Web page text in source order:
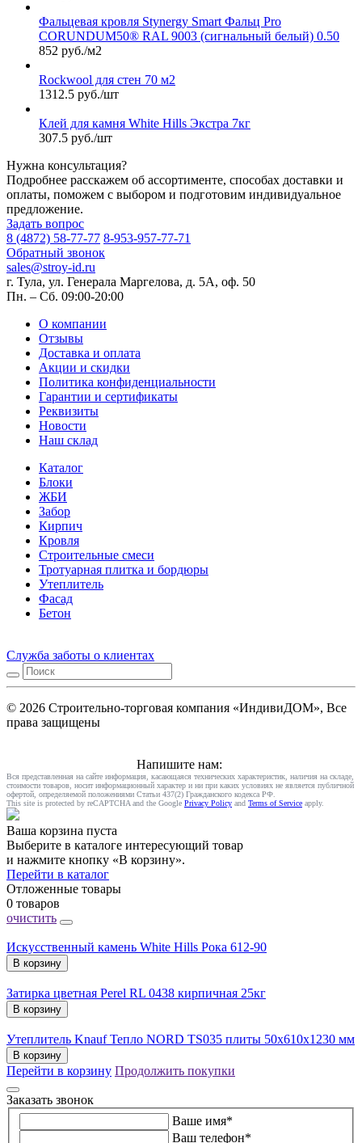
Фальцевая кровля Stynergy Smart Фальц Pro
CORUNDUM50® RAL 9003 (сигнальный белый) 0.50
852 руб./м2
Rockwool для стен 70 м2
1312.5 руб./шт
Клей для камня White Hills Экстра 7кг
307.5 руб./шт
Нужна консультация?
Подробнее расскажем об ассортименте, способах доставки и
оплаты, поможем с выбором и подготовим индивидуальное
предложение.
Задать вопрос
8 (4872) 58-77-77 8-953-957-77-71
Обратный звонок
sales@stroy-id.ru
г. Тула, ул. Генерала Маргелова, д. 5А, оф. 50
Пн. – Cб. 09:00-20:00
О компании
Отзывы
Доставка и оплата
Акции и скидки
Политика конфиденциальности
Гарантии и сертификаты
Реквизиты
Новости
Наш склад
Каталог
Блоки
ЖБИ
Забор
Кирпич
Кровля
Строительные смеси
Тротуарная плитка и бордюры
Утеплитель
Фасад
Бетон
Служба заботы о клиентах
© 2026 Строительно-торговая компания «ИндивиДОМ», Все
права защищены
Напишите нам:
Вся представленная на сайте информация, касающаяся технических характеристик, наличия на складе,
стоимости товаров, носит информационный характер и ни при каких условиях не является публичной
офертой, определяемой положениями Статьи 437(2) Гражданского кодекса РФ.
This site is protected by reCAPTCHA and the Google Privacy Policy and Terms of Service apply.
Ваша корзина пуста
Выберите в каталоге интересующий товар
и нажмите кнопку «В корзину».
Перейти в каталог
Отложенные товары
0 товаров
очистить
Искусственный камень White Hills Рока 612-90
В корзину
Затирка цветная Perel RL 0438 кирпичная 25кг
В корзину
Утеплитель Knauf Тепло NORD TS035 плиты 50х610х1230 мм
В корзину
Перейти в корзину Продолжить покупки
Заказать звонок
Ваше имя*
Ваш телефон*